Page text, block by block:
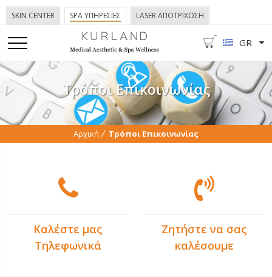
GR
SKIN CENTER SPA ΥΠΗΡΕΣΙΕΣ LASER ΑΠΟΤΡΙΧΩΣΗ
Τρόποι Επικοινωνίας
Αρχική Τρόποι Επικοινωνίας
Καλέστε μας
Τηλεφωνικά
Ζητήστε να σας
καλέσουμε